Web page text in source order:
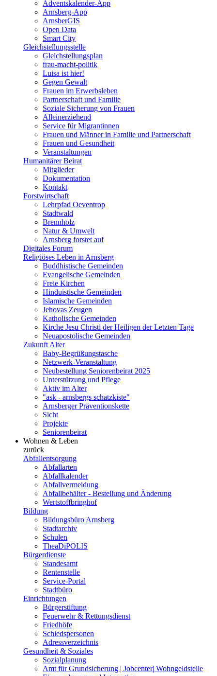
Adventskalender-App
Arnsberg-App
ArnsberGIS
Open Data
Smart City
Gleichstellungsstelle
Gleichstellungsplan
frau-macht-politik
Luisa ist hier!
Gegen Gewalt
Frauen im Erwerbsleben
Partnerschaft und Familie
Soziale Sicherung von Frauen
Alleinerziehend
Service für Migrantinnen
Frauen und Männer in Familie und Partnerschaft
Frauen und Gesundheit
Veranstaltungen
Humanitärer Beirat
Mitglieder
Dokumentation
Kontakt
Forstwirtschaft
Lehrpfad Oeventrop
Stadtwald
Brennholz
Natur & Umwelt
Arnsberg forstet auf
Digitales Forum
Religiöses Leben in Arnsberg
Buddhistische Gemeinden
Evangelische Gemeinden
Freie Kirchen
Hinduistische Gemeinden
Islamische Gemeinden
Jehovas Zeugen
Katholische Gemeinden
Kirche Jesu Christi der Heiligen der Letzten Tage
Neuapostolische Gemeinden
Zukunft Alter
Baby-Begrüßungstasche
Netzwerk-Veranstaltung
Neubestellung Seniorenbeirat 2025
Unterstützung und Pflege
Aktiv im Alter
"ask - arnsbergs schatzkiste"
Arnsberger Präventionskette
Sicht
Projekte
Seniorenbeirat
Wohnen & Leben
zurück
Abfallentsorgung
Abfallarten
Abfallkalender
Abfallvermeidung
Abfallbehälter - Bestellung und Änderung
Wertstoffbringhof
Bildung
Bildungsbüro Arnsberg
Stadtarchiv
Schulen
TheaDiPOLIS
Bürgerdienste
Standesamt
Rentenstelle
Service-Portal
Stadtbüro
Einrichtungen
Bürgerstiftung
Feuerwehr & Rettungsdienst
Friedhöfe
Schiedspersonen
Adressverzeichnis
Gesundheit & Soziales
Sozialplanung
Amt für Grundsicherung | Jobcenter| Wohngeldstelle